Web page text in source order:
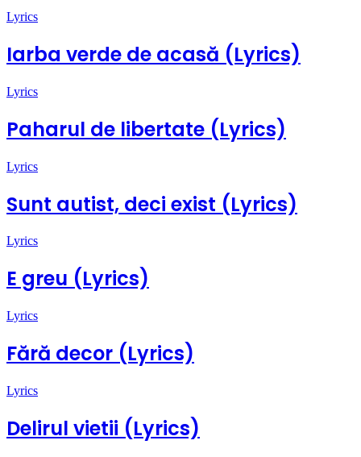
Lyrics
Iarba verde de acasă (Lyrics)
Lyrics
Paharul de libertate (Lyrics)
Lyrics
Sunt autist, deci exist (Lyrics)
Lyrics
E greu (Lyrics)
Lyrics
Fără decor (Lyrics)
Lyrics
Delirul vietii (Lyrics)